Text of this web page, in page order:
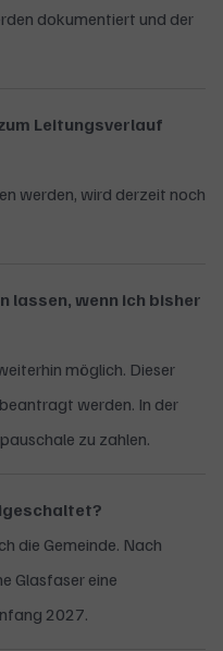
dokumentiert und der
Leitungsverlauf
werden, wird derzeit noch
lassen, wenn ich bisher
möglich. Dieser
werden. In der
zu zahlen.
die Gemeinde. Nach
Glasfaser eine
2027.